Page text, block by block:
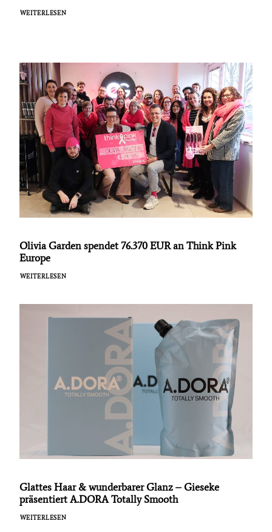
WEITERLESEN
Olivia Garden spendet 76.370 EUR an Think Pink
Europe
WEITERLESEN
Glattes Haar & wunderbarer Glanz – Gieseke
präsentiert A.DORA Totally Smooth
WEITERLESEN